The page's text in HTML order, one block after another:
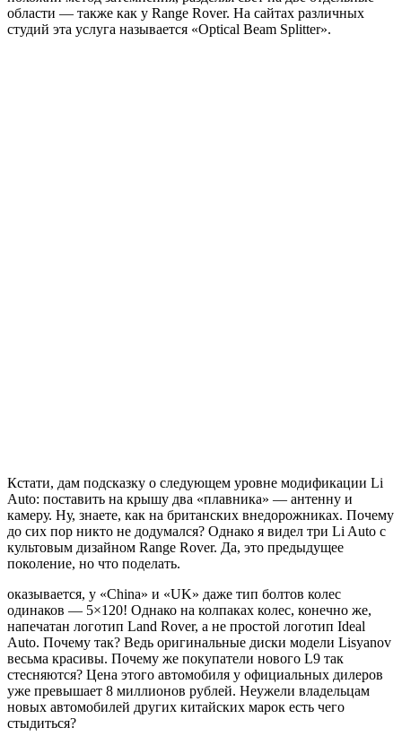
области — также как у Range Rover. На сайтах различных
студий эта услуга называется «Optical Beam Splitter».
Кстати, дам подсказку о следующем уровне модификации Li
Auto: поставить на крышу два «плавника» — антенну и
камеру. Ну, знаете, как на британских внедорожниках. Почему
до сих пор никто не додумался? Однако я видел три Li Auto с
культовым дизайном Range Rover. Да, это предыдущее
поколение, но что поделать.
оказывается, у «China» и «UK» даже тип болтов колес
одинаков — 5×120! Однако на колпаках колес, конечно же,
напечатан логотип Land Rover, а не простой логотип Ideal
Auto. Почему так? Ведь оригинальные диски модели Lisyanov
весьма красивы. Почему же покупатели нового L9 так
стесняются? Цена этого автомобиля у официальных дилеров
уже превышает 8 миллионов рублей. Неужели владельцам
новых автомобилей других китайских марок есть чего
стыдиться?